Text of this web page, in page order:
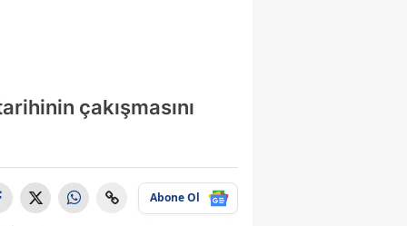
çakışmasını
Abone Ol